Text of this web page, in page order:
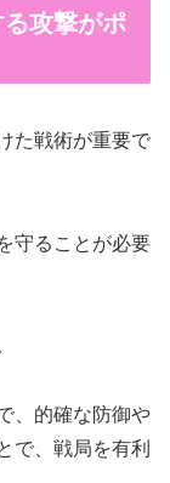
る攻撃がポ
た戦術が重要で
守ることが必要
、的確な防御や
で、戦局を有利